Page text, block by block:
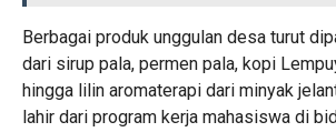
Berbagai produk unggulan desa turut
dari sirup pala, permen pala, kopi
hingga lilin aromaterapi dari minyak
lahir dari program kerja mahasiswa di